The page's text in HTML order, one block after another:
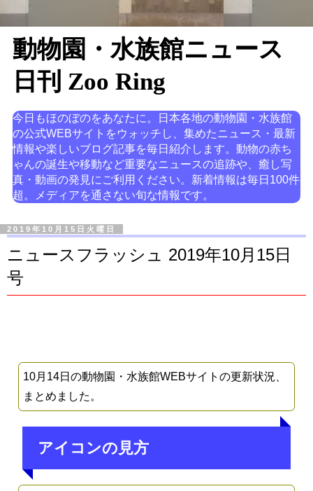
動物園・水族館ニュース
日刊 Zoo Ring
今日もほのぼのをあなたに。日本各地の動物園・水族館
の公式WEBサイトをウォッチし、集めたニュース・最新
情報や楽しいブログ記事を毎日紹介します。動物の赤ち
ゃんの誕生や移動など重要なニュースの追跡や、癒し写
真・動画の発見にご利用ください。新着情報は毎日100件
超。メディアを通さない旬な情報です。
2019年10月15日火曜日
ニュースフラッシュ 2019年10月15日
号
10月14日の動物園・水族館WEBサイトの更新状況、
まとめました。
アイコンの見方